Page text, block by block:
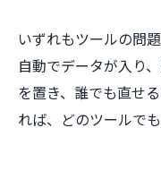
いずれもツールの問
自動でデータが入り
を置き、誰でも直せ
れば、どのツールで